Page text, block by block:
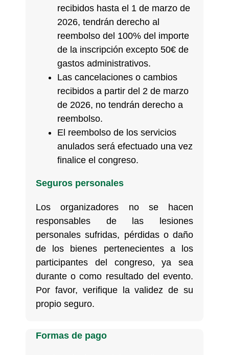
recibidos hasta el 1 de marzo de
2026, tendrán derecho al
reembolso del 100% del importe
de la inscripción excepto 50€ de
gastos administrativos.
Las cancelaciones o cambios
recibidos a partir del 2 de marzo
de 2026, no tendrán derecho a
reembolso.
El reembolso de los servicios
anulados será efectuado una vez
finalice el congreso.
Seguros personales
Los organizadores no se hacen
responsables de las lesiones
personales sufridas, pérdidas o daño
de los bienes pertenecientes a los
participantes del congreso, ya sea
durante o como resultado del evento.
Por favor, verifique la validez de su
propio seguro.
Formas de pago